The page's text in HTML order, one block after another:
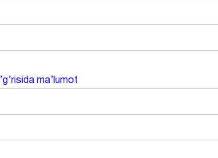
ma’lumot